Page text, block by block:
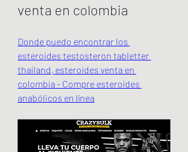
venta en colombia
Donde puedo encontrar los
esteroides testosteron tabletter
thailand, esteroides venta en
colombia - Compre esteroides
anabólicos en línea